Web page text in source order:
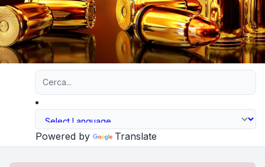
Powered by Translate